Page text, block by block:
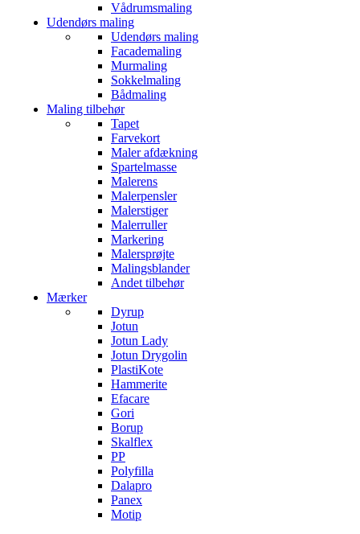
Vådrumsmaling
Udendørs maling
Udendørs maling
Facademaling
Murmaling
Sokkelmaling
Bådmaling
Maling tilbehør
Tapet
Farvekort
Maler afdækning
Spartelmasse
Malerens
Malerpensler
Malerstiger
Malerruller
Markering
Malersprøjte
Malingsblander
Andet tilbehør
Mærker
Dyrup
Jotun
Jotun Lady
Jotun Drygolin
PlastiKote
Hammerite
Efacare
Gori
Borup
Skalflex
PP
Polyfilla
Dalapro
Panex
Motip